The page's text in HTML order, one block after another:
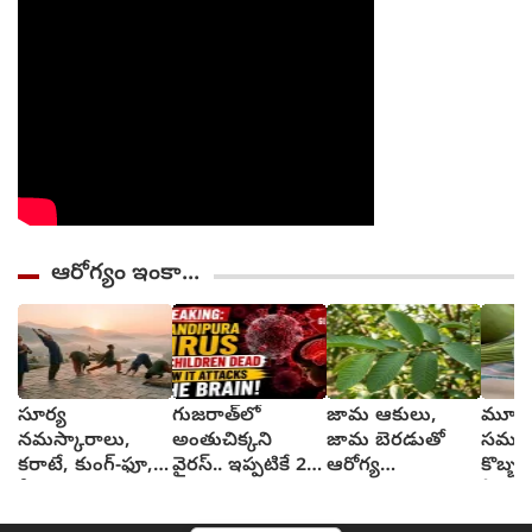
ఆరోగ్యం ఇంకా...
సూర్య
నమస్కారాలు,
కరాటే, కుంగ్-ఫూ,
గుజరాత్‌లో
అంతుచిక్కని
వైరస్.. ఇప్పటికే 22
జామ ఆకులు,
జామ బెరడుతో
ఆరోగ్య